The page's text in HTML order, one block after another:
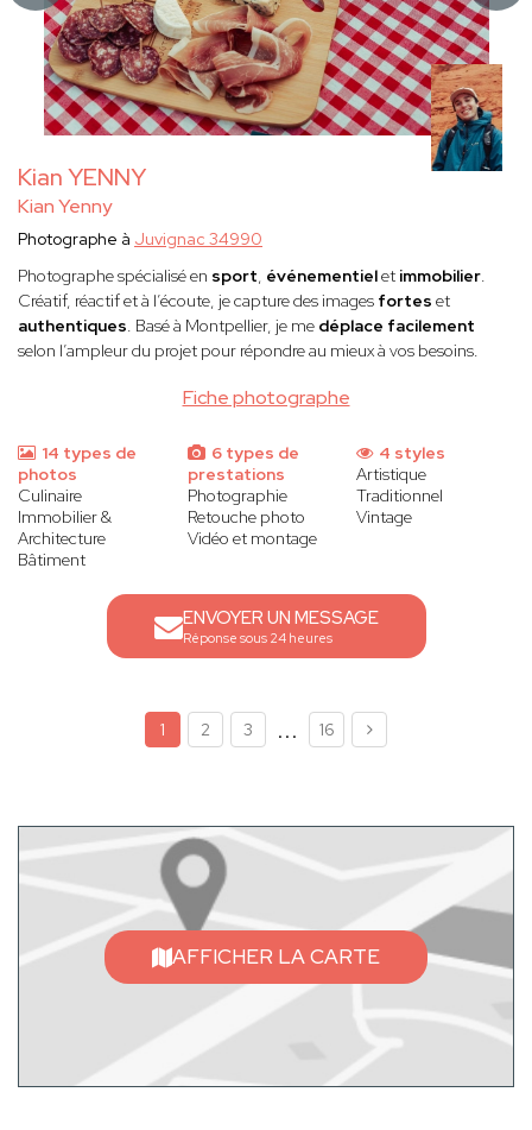
Kian YENNY
Kian Yenny
Fiche photographe
Photographe à Juvignac 34990
Photographe spécialisé en sport, événementielet immobilier.
Créatif, réactif et à l’écoute, je capture des images fortes et
authentiques. Basé à Montpellier, je me déplace facilement
selon l’ampleur du projet pour répondre au mieux à vos besoins.
14 types de
photos
Culinaire
Immobilier &
Architecture
Bâtiment
6 types de
prestations
Photographie
Retouche photo
Vidéo et montage
4 styles
Artistique
Traditionnel
Vintage
ENVOYER UN MESSAGE
Réponse sous 24 heures
1 2 3 ... 16
AFFICHER LA CARTE